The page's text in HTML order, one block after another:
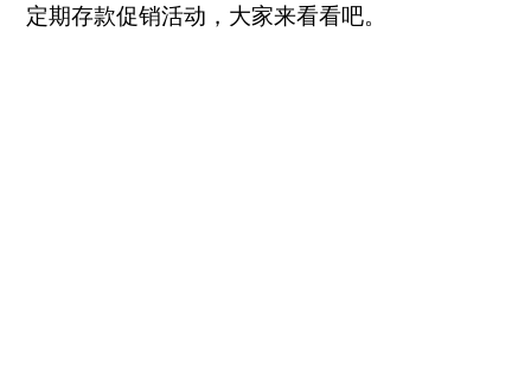
定期存款促销活动，大家来看看吧。